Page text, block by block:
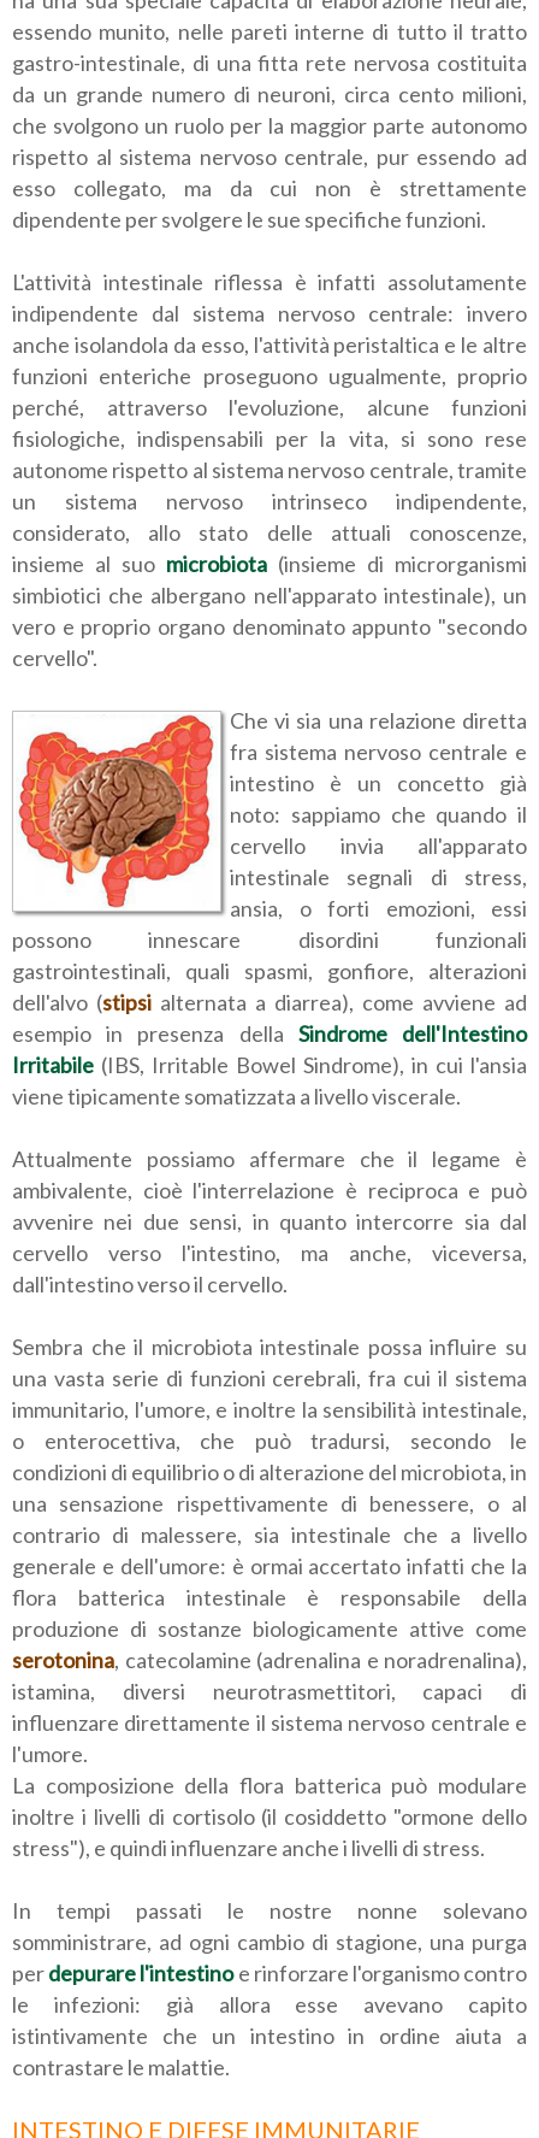
essendo munito, nelle pareti interne di tutto il tratto
gastro-intestinale, di una fitta rete nervosa costituita
da un grande numero di neuroni, circa cento milioni,
che svolgono un ruolo per la maggior parte autonomo
rispetto al sistema nervoso centrale, pur essendo ad
esso collegato, ma da cui non è strettamente
dipendente per svolgere le sue specifiche funzioni.
L'attività intestinale riflessa è infatti assolutamente
indipendente dal sistema nervoso centrale: invero
anche isolandola da esso, l'attività peristaltica e le altre
funzioni enteriche proseguono ugualmente, proprio
perché, attraverso l'evoluzione, alcune funzioni
fisiologiche, indispensabili per la vita, si sono rese
autonome rispetto al sistema nervoso centrale, tramite
un sistema nervoso intrinseco indipendente,
considerato, allo stato delle attuali conoscenze,
insieme al suo microbiota (insieme di microrganismi
simbiotici che albergano nell'apparato intestinale), un
vero e proprio organo denominato appunto "secondo
cervello".
Che vi sia una relazione diretta
fra sistema nervoso centrale e
intestino è un concetto già
noto: sappiamo che quando il
cervello invia all'apparato
intestinale segnali di stress,
ansia, o forti emozioni, essi
possono innescare disordini funzionali
gastrointestinali, quali spasmi, gonfiore, alterazioni
dell'alvo (stipsi alternata a diarrea), come avviene ad
esempio in presenza della Sindrome dell'Intestino
Irritabile (IBS, Irritable Bowel Sindrome), in cui l'ansia
viene tipicamente somatizzata a livello viscerale.
Attualmente possiamo affermare che il legame è
ambivalente, cioè l'interrelazione è reciproca e può
avvenire nei due sensi, in quanto intercorre sia dal
cervello verso l'intestino, ma anche, viceversa,
dall'intestino verso il cervello.
Sembra che il microbiota intestinale possa influire su
una vasta serie di funzioni cerebrali, fra cui il sistema
immunitario, l'umore, e inoltre la sensibilità intestinale,
o enterocettiva, che può tradursi, secondo le
condizioni di equilibrio o di alterazione del microbiota, in
una sensazione rispettivamente di benessere, o al
contrario di malessere, sia intestinale che a livello
generale e dell'umore: è ormai accertato infatti che la
flora batterica intestinale è responsabile della
produzione di sostanze biologicamente attive come
serotonina, catecolamine (adrenalina e noradrenalina),
istamina, diversi neurotrasmettitori, capaci di
influenzare direttamente il sistema nervoso centrale e
l'umore.
La composizione della flora batterica può modulare
inoltre i livelli di cortisolo (il cosiddetto "ormone dello
stress"), e quindi influenzare anche i livelli di stress.
In tempi passati le nostre nonne solevano
somministrare, ad ogni cambio di stagione, una purga
perdepurare l'intestinoe rinforzare l'organismo contro
le infezioni: già allora esse avevano capito
istintivamente che un intestino in ordine aiuta a
contrastare le malattie.
INTESTINO E DIFESE IMMUNITARIE